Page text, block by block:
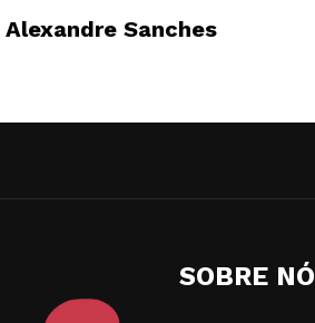
Alexandre Sanches
SOBRE